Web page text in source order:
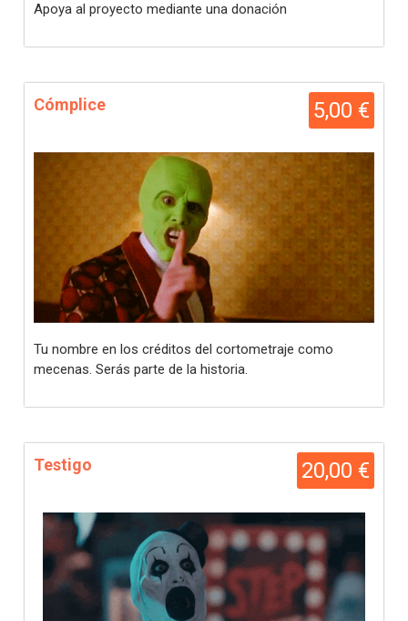
Apoya al proyecto mediante una donación
5,00 €
Cómplice
Tu nombre en los créditos del cortometraje como
mecenas. Serás parte de la historia.
20,00 €
Testigo